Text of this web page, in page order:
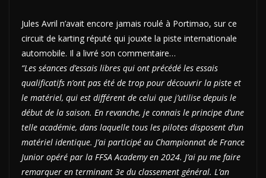
Jules Avril n’avait encore jamais roulé à Portimao, sur ce
circuit de karting réputé qui jouxte la piste internationale
automobile. Il a livré son commentaire…
“Les séances d’essais libres qui ont précédé les essais
qualificatifs n’ont pas été de trop pour découvrir la piste et
le matériel, qui est différent de celui que j’utilise depuis le
début de la saison. En revanche, je connais le principe d’une
telle académie, dans laquelle tous les pilotes disposent d’un
matériel identique. J’ai participé au Championnat de France
Junior opéré par la FFSA Academy en 2024. J’ai pu me faire
remarquer en terminant 3e du classement général. L’an